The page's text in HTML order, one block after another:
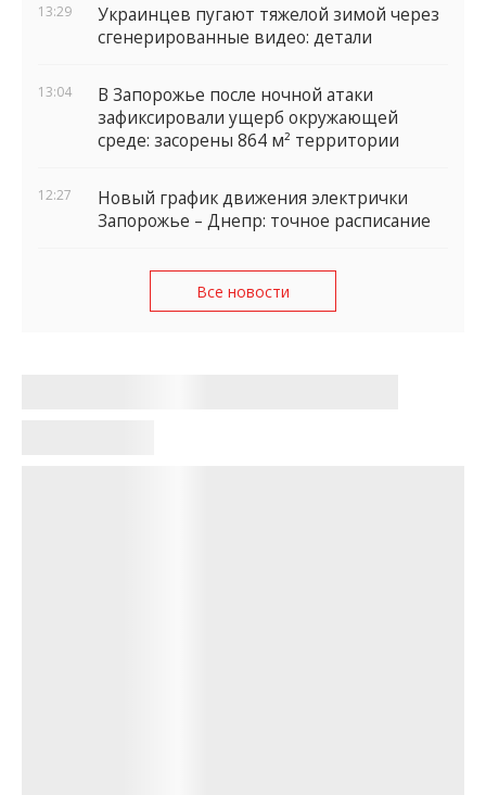
13:29
Украинцев пугают тяжелой зимой через
сгенерированные видео: детали
13:04
В Запорожье после ночной атаки
зафиксировали ущерб окружающей
среде: засорены 864 м² территории
12:27
Новый график движения электрички
Запорожье – Днепр: точное расписание
Все новости